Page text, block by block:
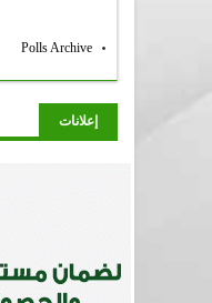
Polls Archive
إعلانات